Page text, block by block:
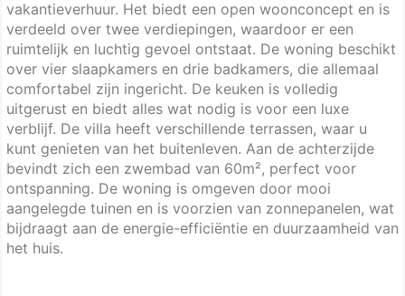
vakantieverhuur. Het biedt een open woonconcept en is
verdeeld over twee verdiepingen, waardoor er een
ruimtelijk en luchtig gevoel ontstaat. De woning beschikt
over vier slaapkamers en drie badkamers, die allemaal
comfortabel zijn ingericht. De keuken is volledig
uitgerust en biedt alles wat nodig is voor een luxe
verblijf. De villa heeft verschillende terrassen, waar u
kunt genieten van het buitenleven. Aan de achterzijde
bevindt zich een zwembad van 60m², perfect voor
ontspanning. De woning is omgeven door mooi
aangelegde tuinen en is voorzien van zonnepanelen, wat
bijdraagt aan de energie-efficiëntie en duurzaamheid van
het huis.